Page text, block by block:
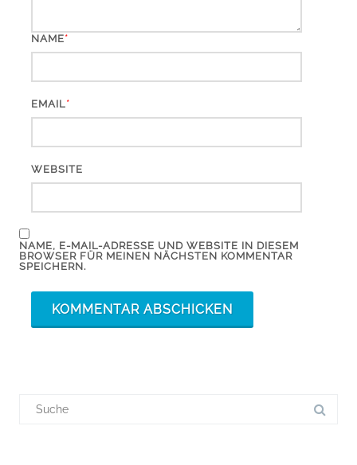
NAME*
EMAIL*
WEBSITE
NAME, E-MAIL-ADRESSE UND WEBSITE IN DIESEM
BROWSER FÜR MEINEN NÄCHSTEN KOMMENTAR
SPEICHERN.